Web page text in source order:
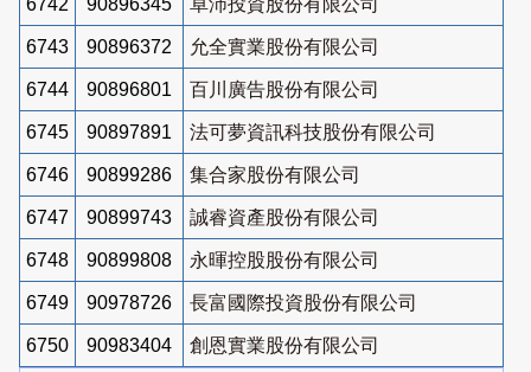
6743 90896372 允全實業股份有限公司
6744 90896801 百川廣告股份有限公司
6745 90897891 法可夢資訊科技股份有限公司
6746 90899286 集合家股份有限公司
6747 90899743 誠睿資產股份有限公司
6748 90899808 永暉控股股份有限公司
6749 90978726 長富國際投資股份有限公司
6750 90983404
創恩實業股份有限公司